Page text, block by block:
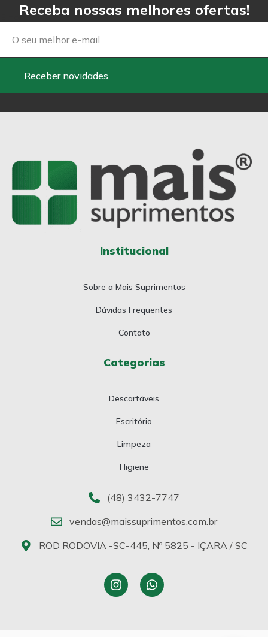
Receba nossas melhores ofertas!
Email
Receber novidades
Institucional
Sobre a Mais Suprimentos
Dúvidas Frequentes
Contato
Categorias
Descartáveis
Escritório
Limpeza
Higiene
(48) 3432-7747
vendas@maissuprimentos.com.br
ROD RODOVIA -SC-445, Nº 5825 - IÇARA / SC